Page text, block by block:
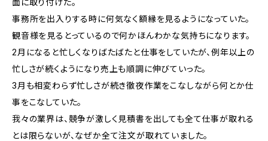
事務所を出入りする時に何気なく額縁を見るようになっていた。
観音様を見るとっているので何かほんわかな気持ちになります。
2月になると忙しくなりばたばたと仕事をしていたが、例年以上の
忙しさが続くようになり売上も順調に伸びていった。
3月も相変わらず忙しさが続き徹夜作業をこなしながら何とか仕
事をこなしていた。
我々の業界は、競争が激しく見積書を出しても全て仕事が取れる
とは限らないが、なぜか全て注文が取れていました。